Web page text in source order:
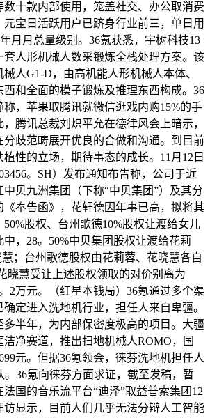
十款内部使用，笼盖社交、办公取消费
宝日活跃用户已跻身行业前三，单日用
月月总量级别。36氪获悉，宇树科技13
套人形机械人数采锻炼全栈处理方案。该
人G1-D，由高机能人形机械人本体、
西和全面的模子锻炼及推理东西构成。36
，苹果取腾讯就微信逛戏内购15%的手
腾讯总裁刘炽平允在德律风会上暗示，
分歧范畴展开优良的合做和沟通。到目前
性的立场，期待事态的成长。11月12日
。SH）发布通知布告称，公司于近
中贝九洲集团（下称“中贝集团”）及其分
《奉告函》，花轩德因年事已高，拟将其
股权、台州歌德10%股权让渡给女儿
，28。50%中贝集团股权让渡给花莉
；台州歌德股权由花莉蓉、花晓慧各自
晓慧受让上述股权领取的对价别离为
2万元。（红星本钱局）36氪通过多个渠
定进入洗地机行业，担任人来自卑疆。
半年，为内部保密度极高的项目。大疆
净赛道，推出扫地机械人ROMO，国
元。但据36氪领会，徕芬洗地机担任人
。36氪向徕芬方面求证，截至发稿，暂
国的音乐流平台“迪泽”取益普索集团12
访显示，目前人们几乎无法分辩人工智能